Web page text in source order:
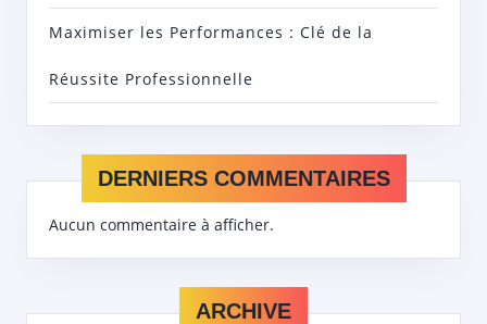
Maximiser les Performances : Clé de la
Réussite Professionnelle
DERNIERS COMMENTAIRES
Aucun commentaire à afficher.
ARCHIVE